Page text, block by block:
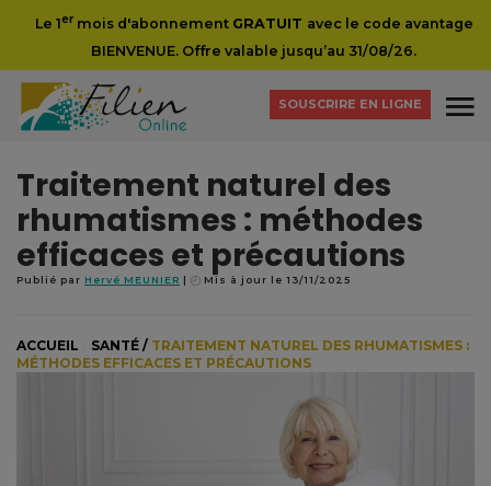
Le 1ermois d'abonnement GRATUIT avec le code avantage
BIENVENUE. Offre valable jusqu’au 31/08/26.
SOUSCRIRE EN LIGNE
Publié par Hervé MEUNIER Mis à jour le 13/11/2025
Traitement naturel des
rhumatismes : méthodes
efficaces et précautions
ACCUEIL SANTÉ / TRAITEMENT NATUREL DES RHUMATISMES :
MÉTHODES EFFICACES ET PRÉCAUTIONS